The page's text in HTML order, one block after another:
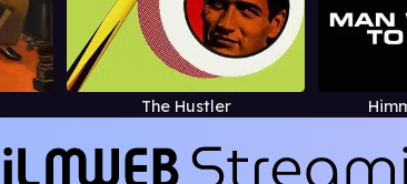
The Hustler